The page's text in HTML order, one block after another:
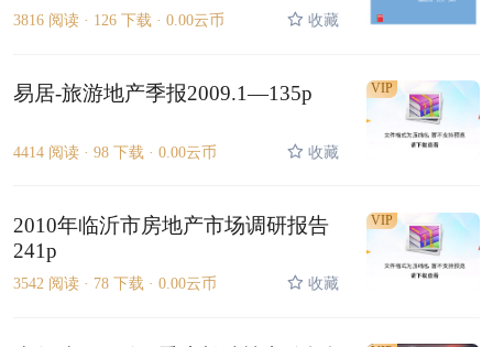
3816 阅读 · 126 下载 · 0.00云币 收藏
易居-旅游地产季报2009.1—135p
4414 阅读 · 98 下载 · 0.00云币 收藏
VIP
2010年临沂市房地产市场调研报告
241p
3542 阅读 · 78 下载 · 0.00云币 收藏
VIP